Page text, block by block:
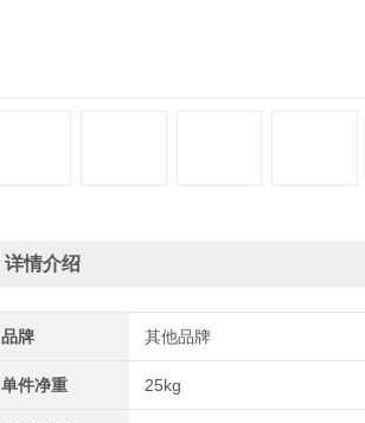
详情介绍
品牌 其他品牌
单件净重 25kg